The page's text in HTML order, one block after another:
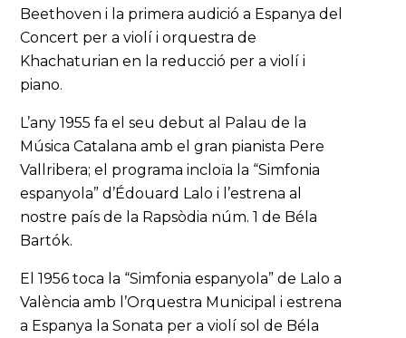
Beethoven i la primera audició a Espanya del
Concert per a violí i orquestra de
Khachaturian en la reducció per a violí i
piano.
L’any 1955 fa el seu debut al Palau de la
Música Catalana amb el gran pianista Pere
Vallribera; el programa incloïa la “Simfonia
espanyola” d’Édouard Lalo i l’estrena al
nostre país de la Rapsòdia núm. 1 de Béla
Bartók.
El 1956 toca la “Simfonia espanyola” de Lalo a
València amb l’Orquestra Municipal i estrena
a Espanya la Sonata per a violí sol de Béla